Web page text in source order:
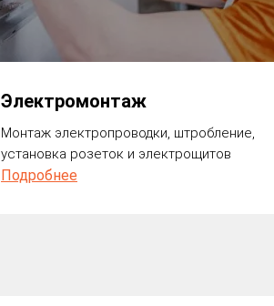
Электромонтаж
Монтаж электропроводки, штробление,
установка розеток и электрощитов
Подробнее